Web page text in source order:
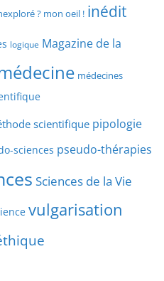
? mon oeil ! inédit
logique Magazine de la
médecines
scientifique pipologie
sciences pseudo-thérapies
Sciences de la Vie
vulgarisation